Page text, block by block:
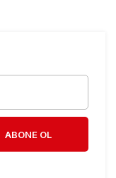
ABONE OL